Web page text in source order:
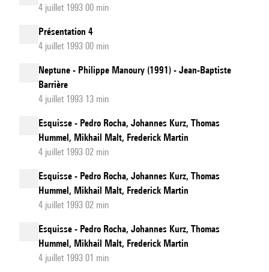
4 juillet 1993 00 min
Présentation 4
4 juillet 1993 00 min
Neptune - Philippe Manoury (1991) - Jean-Baptiste
Barrière
4 juillet 1993 13 min
Esquisse - Pedro Rocha, Johannes Kurz, Thomas
Hummel, Mikhail Malt, Frederick Martin
4 juillet 1993 02 min
Esquisse - Pedro Rocha, Johannes Kurz, Thomas
Hummel, Mikhail Malt, Frederick Martin
4 juillet 1993 02 min
Esquisse - Pedro Rocha, Johannes Kurz, Thomas
Hummel, Mikhail Malt, Frederick Martin
4 juillet 1993 01 min